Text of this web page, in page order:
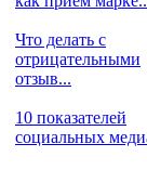
Что делать с
отрицательными
отзыв...
10 показателей
социальных